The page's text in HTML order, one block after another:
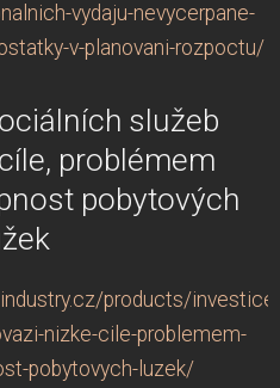
vydaju-nevycerpane-
v-planovani-rozpoctu/
služeb
problémem
pobytových
products/investice-
nizke-cile-problemem-
pobytovych-luzek/